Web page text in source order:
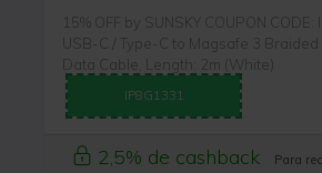
15% OFF by SUNSKY COUPON CODE:
USB-C / Type-C to Magsafe 3
Data Cable, Length: 2m (White)
IP8G1331
2,5% de cashback
Para